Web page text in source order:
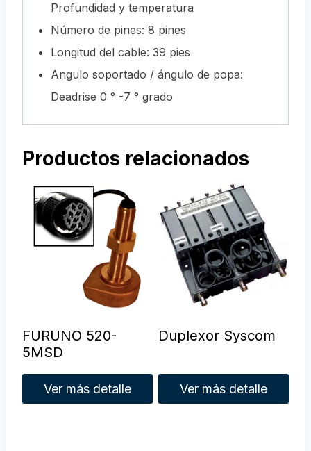
Profundidad y temperatura
Número de pines: 8 pines
Longitud del cable: 39 pies
Angulo soportado / ángulo de popa:
Deadrise 0 ° -7 ° grado
Productos relacionados
FURUNO 520-
5MSD
Ver más detalle
Duplexor Syscom
Ver más detalle